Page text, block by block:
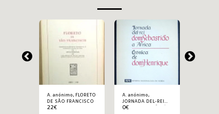
A. anónimo, FLORETO
DE SÃO FRANCISCO
22€
A. anónimo,
JORNADA DEL-REI
DOM SEBASTIÃO À
0€